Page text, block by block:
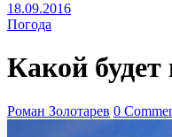
18.09.2016
Погода
Какой
Роман Золотарев 0